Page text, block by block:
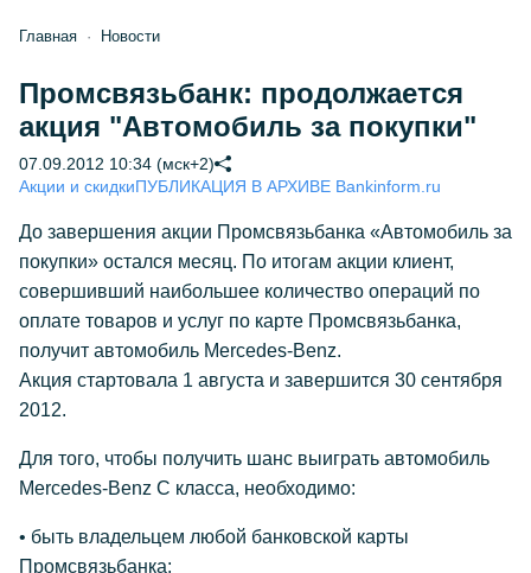
Главная Новости
Промсвязьбанк: продолжается
акция "Автомобиль за покупки"
07.09.2012 10:34 (мск+2)
Акции и скидкиПУБЛИКАЦИЯ В АРХИВЕ Bankinform.ru
До завершения акции Промсвязьбанка «Автомобиль за
покупки» остался месяц. По итогам акции клиент,
совершивший наибольшее количество операций по
оплате товаров и услуг по карте Промсвязьбанка,
получит автомобиль Mercedes-Benz.
Акция стартовала 1 августа и завершится 30 сентября
2012.
Для того, чтобы получить шанс выиграть автомобиль
Mercedes-Benz С класса, необходимо:
• быть владельцем любой банковской карты
Промсвязьбанка;